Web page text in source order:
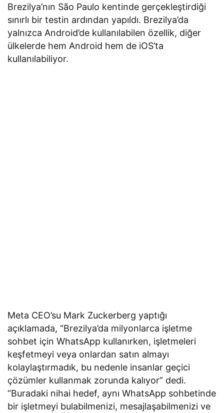
Brezilya’nın São Paulo kentinde gerçekleştirdiği
sınırlı bir testin ardından yapıldı. Brezilya’da
yalnızca Android’de kullanılabilen özellik, diğer
ülkelerde hem Android hem de iOS’ta
kullanılabiliyor.
Meta CEO’su Mark Zuckerberg yaptığı
açıklamada, “Brezilya’da milyonlarca işletme
sohbet için WhatsApp kullanırken, işletmeleri
keşfetmeyi veya onlardan satın almayı
kolaylaştırmadık, bu nedenle insanlar geçici
çözümler kullanmak zorunda kalıyor” dedi.
“Buradaki nihai hedef, aynı WhatsApp sohbetinde
bir işletmeyi bulabilmenizi, mesajlaşabilmenizi ve